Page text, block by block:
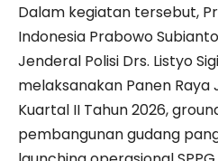
Dalam kegiatan tersebut,
Indonesia Prabowo
Jenderal Polisi Drs. Listyo
melaksanakan Panen Raya
Kuartal II Tahun 2026,
pembangunan gudang